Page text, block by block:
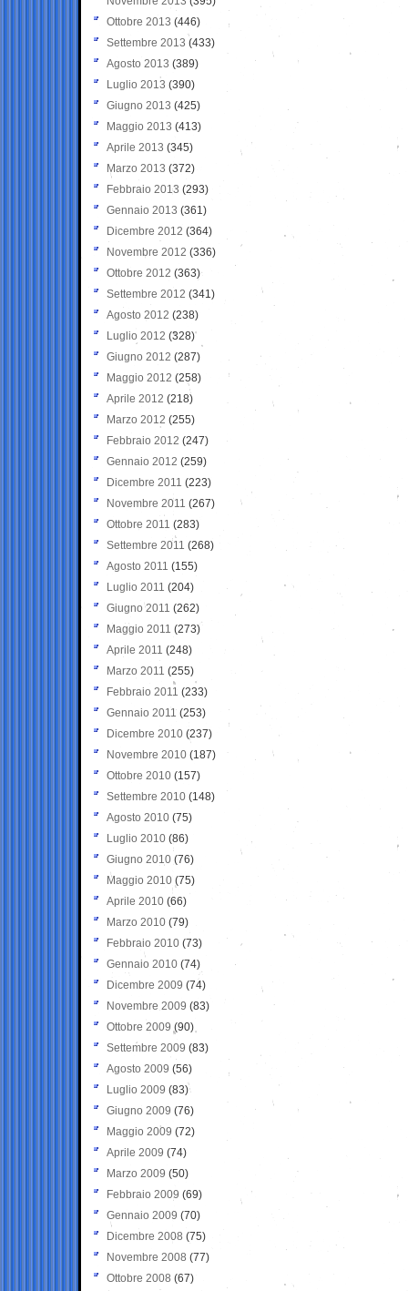
Ottobre 2013 (446)
Settembre 2013 (433)
Agosto 2013 (389)
Luglio 2013 (390)
Giugno 2013 (425)
Maggio 2013 (413)
Aprile 2013 (345)
Marzo 2013 (372)
Febbraio 2013 (293)
Gennaio 2013 (361)
Dicembre 2012 (364)
Novembre 2012 (336)
Ottobre 2012 (363)
Settembre 2012 (341)
Agosto 2012 (238)
Luglio 2012 (328)
Giugno 2012 (287)
Maggio 2012 (258)
Aprile 2012 (218)
Marzo 2012 (255)
Febbraio 2012 (247)
Gennaio 2012 (259)
Dicembre 2011 (223)
Novembre 2011 (267)
Ottobre 2011 (283)
Settembre 2011 (268)
Agosto 2011 (155)
Luglio 2011 (204)
Giugno 2011 (262)
Maggio 2011 (273)
Aprile 2011 (248)
Marzo 2011 (255)
Febbraio 2011 (233)
Gennaio 2011 (253)
Dicembre 2010 (237)
Novembre 2010 (187)
Ottobre 2010 (157)
Settembre 2010 (148)
Agosto 2010 (75)
Luglio 2010 (86)
Giugno 2010 (76)
Maggio 2010 (75)
Aprile 2010 (66)
Marzo 2010 (79)
Febbraio 2010 (73)
Gennaio 2010 (74)
Dicembre 2009 (74)
Novembre 2009 (83)
Ottobre 2009 (90)
Settembre 2009 (83)
Agosto 2009 (56)
Luglio 2009 (83)
Giugno 2009 (76)
Maggio 2009 (72)
Aprile 2009 (74)
Marzo 2009 (50)
Febbraio 2009 (69)
Gennaio 2009 (70)
Dicembre 2008 (75)
Novembre 2008 (77)
Ottobre 2008 (67)